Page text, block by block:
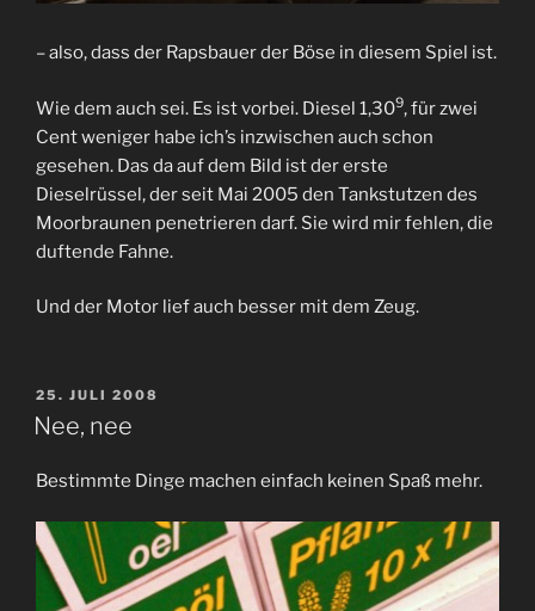
– also, dass der Rapsbauer der Böse in diesem Spiel ist.
Wie dem auch sei. Es ist vorbei. Diesel 1,309, für zwei
Cent weniger habe ich’s inzwischen auch schon
gesehen. Das da auf dem Bild ist der erste
Dieselrüssel, der seit Mai 2005 den Tankstutzen des
Moorbraunen penetrieren darf. Sie wird mir fehlen, die
duftende Fahne.
Und der Motor lief auch besser mit dem Zeug.
VERÖFFENTLICHT
AM
25. JULI 2008
Nee, nee
Bestimmte Dinge machen einfach keinen Spaß mehr.